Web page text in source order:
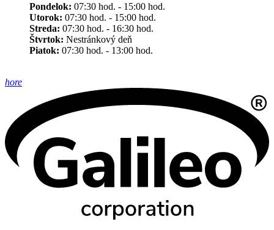
Pondelok: 07:30 hod. - 15:00 hod.
Utorok: 07:30 hod. - 15:00 hod.
Streda: 07:30 hod. - 16:30 hod.
Štvrtok: Nestránkový deň
Piatok: 07:30 hod. - 13:00 hod.
hore